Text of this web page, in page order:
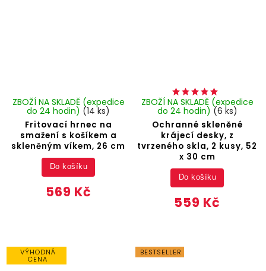
Fritovací hrnec na
smažení s košíkem a
skleněným víkem, 26 cm
ZBOŽÍ NA SKLADĚ (expedice
do 24 hodin) (14 ks)
569 Kč
Do košíku
Ochranné skleněné
krájecí desky, z
tvrzeného skla, 2 kusy, 52
x 30 cm
ZBOŽÍ NA SKLADĚ (expedice
do 24 hodin) (6 ks)
559 Kč
Do košíku
VÝHODNÁ
CENA
BESTSELLER